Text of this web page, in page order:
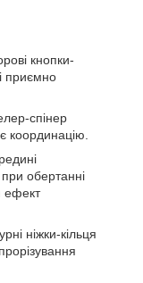
кнопки-
приємно
спінер
координацію.
обертанні
ефект
ніжки-кільця